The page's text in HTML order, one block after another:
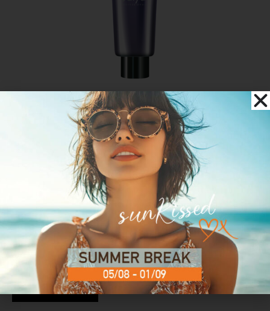
FILTRA PER PREZZO
FILTRA
Prezzo: 10 €—30 €
Color Cream
21,00€
SCEGLI